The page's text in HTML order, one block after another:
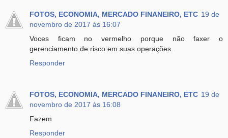
FOTOS, ECONOMIA, MERCADO FINANEIRO, ETC 19 de
novembro de 2017 às 16:07
Voces ficam no vermelho porque não faxer o
gerenciamento de risco em suas operações.
Responder
FOTOS, ECONOMIA, MERCADO FINANEIRO, ETC 19 de
novembro de 2017 às 16:08
Fazem
Responder